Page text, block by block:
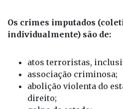
Os crimes imputados
individualmente) são de:
atos terroristas,
associação criminosa;
abolição violenta do
direito;